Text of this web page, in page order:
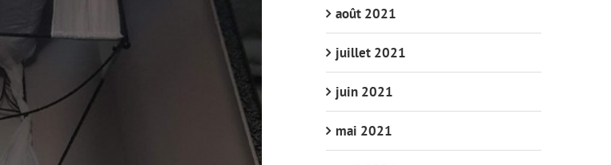
août 2021
juillet 2021
juin 2021
mai 2021